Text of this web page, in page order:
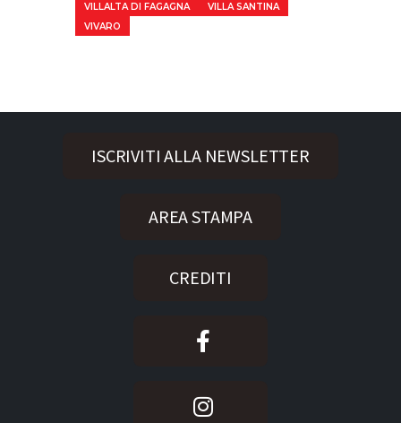
VILLALTA DI FAGAGNA
VILLA SANTINA
VIVARO
ISCRIVITI ALLA NEWSLETTER
AREA STAMPA
CREDITI